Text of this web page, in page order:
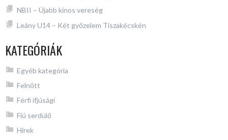
NBII – Újabb kínos vereség
Leány U14 – Két győzelem Tiszakécskén
KATEGÓRIÁK
Egyéb kategória
Felnőtt
Férfi ifjúsági
Fiú serdülő
Hírek